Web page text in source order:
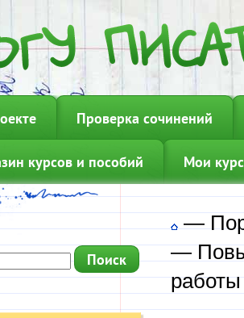
Проверка сочинений
курсов и пособий Мои
—
—
работы